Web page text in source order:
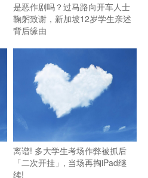
是恶作剧吗？过马路向开车人士
鞠躬致谢，新加坡12岁学生亲述
背后缘由
离谱! 多大学生考场作弊被抓后
「二次开挂」, 当场再掏iPad继
续!